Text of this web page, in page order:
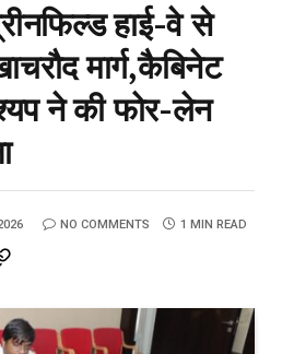
हाई-वे से
मार्ग,कैबिनेट
ने की फोर-लेन
NO COMMENTS 1 MIN READ